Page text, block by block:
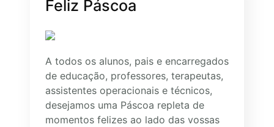
Feliz Páscoa
A todos os alunos, pais e encarregados
de educação, professores, terapeutas,
assistentes operacionais e técnicos,
desejamos uma Páscoa repleta de
momentos felizes ao lado das vossas